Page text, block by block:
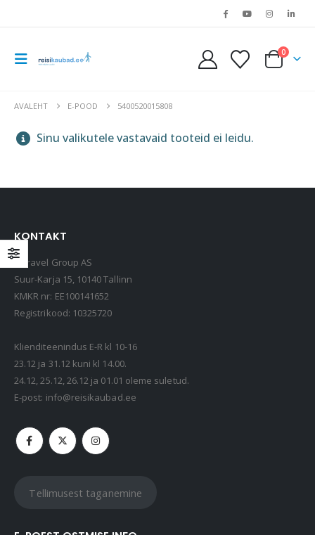
0
AVALEHT E-POOD 5400520015808
Sinu valikutele vastavaid tooteid ei leidu.
15,90€
69,99€
KONTAKT
Estravel Group AS
Suur-Karja 15, 10140 Tallinn
KMKR nr: EE100141652
Registrikood: 10325720
Klienditeenindus E-R kl 10-16
23.12 ja 31.12 kuni kl 14.00.
24.12, 25.12, 26.12 ja 01.01 oleme suletud.
E-post: info@reisikaubad.ee
Tellimusest taganemine